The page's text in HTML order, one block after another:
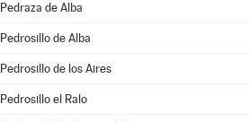
Pedraza de Alba
Pedrosillo de Alba
Pedrosillo de los Aires
Pedrosillo el Ralo